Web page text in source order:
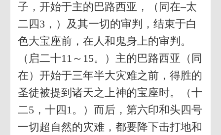
子，开始于主的巴路西亚，（同在–太
二四3，）及其一切的审判，结束于白
色大宝座前，在人和鬼身上的审判。
（启二十11～15。）主的巴路西亚（同
在）开始于三年半大灾难之前，得胜的
圣徒被提到诸天之上神的宝座时。（十
二5，十四1。）而后，第六印和头四号
一切超自然的灾难，都要降下击打地和